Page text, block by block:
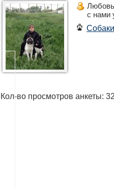
с нами
Собаки
Кол-во просмотров анкеты: